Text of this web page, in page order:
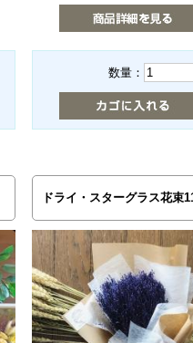
数量：
ドライ・スターグラス花束